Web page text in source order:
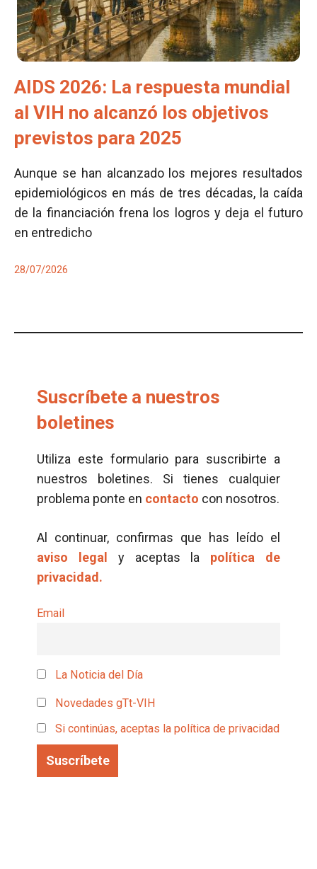
AIDS 2026: La respuesta mundial
al VIH no alcanzó los objetivos
previstos para 2025
Aunque se han alcanzado los mejores resultados
epidemiológicos en más de tres décadas, la caída
de la financiación frena los logros y deja el futuro
en entredicho
28/07/2026
Suscríbete a nuestros
boletines
Utiliza este formulario para suscribirte a
nuestros boletines. Si tienes cualquier
problema ponte en contacto con nosotros.
Al continuar, confirmas que has leído el
aviso legal
y aceptas la política de
privacidad.
Email
La Noticia del Día
Novedades gTt-VIH
Si continúas, aceptas la política de privacidad